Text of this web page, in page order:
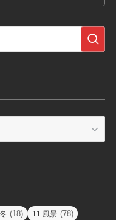
(18) 11.風景 (78)